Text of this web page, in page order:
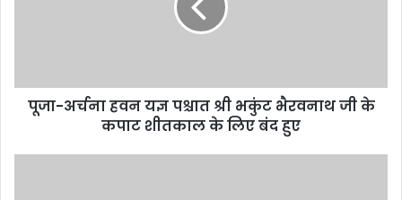
पूजा-अर्चना हवन यज्ञ पश्चात श्री भकुंट भैरवनाथ जी के
कपाट शीतकाल के लिए बंद हुए